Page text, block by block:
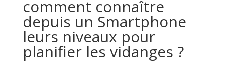
comment connaître
depuis un Smartphone
leurs niveaux pour
planifier les vidanges ?